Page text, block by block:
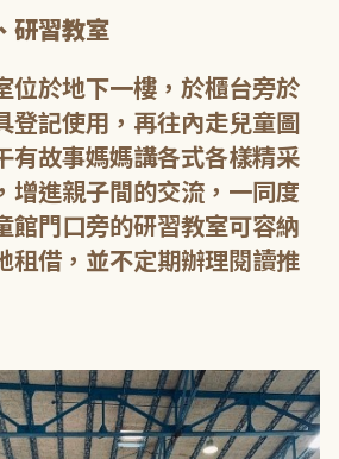
研習教室
位於地下一樓，於櫃台旁於
登記使用，再往內走兒童圖
有故事媽媽講各式各樣精采
增進親子間的交流，一同度
館門口旁的研習教室可容納
租借，並不定期辦理閱讀推